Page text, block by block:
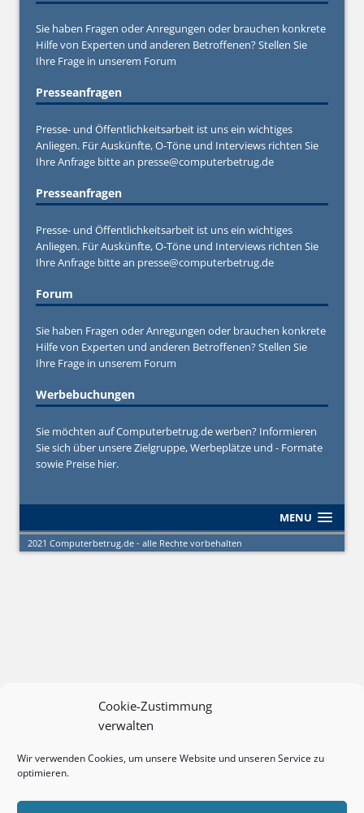
Cookie-Zustimmung
verwalten
Wir verwenden Cookies, um unsere Website und unseren Service zu
optimieren.
Sie haben Fragen oder Anregungen oder brauchen konkrete
Hilfe von Experten und anderen Betroffenen? Stellen Sie
Ihre Frage in unserem Forum
Presseanfragen
Presse- und Öffentlichkeitsarbeit ist uns ein wichtiges
Anliegen. Für Auskünfte, O-Töne und Interviews richten Sie
Ihre Anfrage bitte an presse@computerbetrug.de
Presseanfragen
Presse- und Öffentlichkeitsarbeit ist uns ein wichtiges
Anliegen. Für Auskünfte, O-Töne und Interviews richten Sie
Ihre Anfrage bitte an presse@computerbetrug.de
Forum
Sie haben Fragen oder Anregungen oder brauchen konkrete
Hilfe von Experten und anderen Betroffenen? Stellen Sie
Ihre Frage in unserem Forum
Werbebuchungen
Sie möchten auf Computerbetrug.de werben? Informieren
Sie sich über unsere Zielgruppe, Werbeplätze und - Formate
sowie Preise hier.
MENU
2021 Computerbetrug.de - alle Rechte vorbehalten